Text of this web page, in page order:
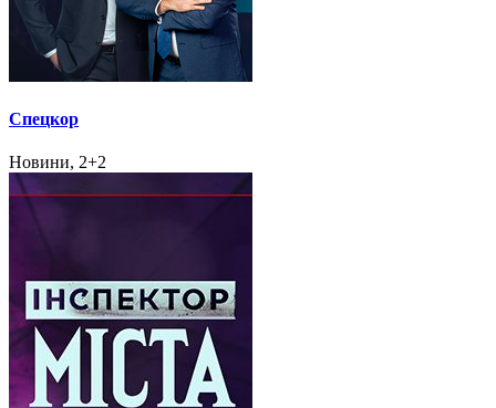
Спецкор
Новини, 2+2